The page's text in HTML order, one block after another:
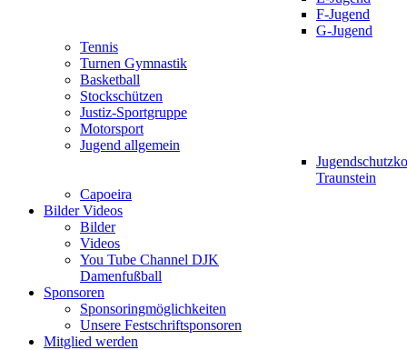
F-Jugend
G-Jugend
Tennis
Turnen Gymnastik
Basketball
Stockschützen
Justiz-Sportgruppe
Motorsport
Jugend allgemein
Traunstein
Capoeira
Bilder Videos
Bilder
Videos
You Tube Channel DJK
Damenfußball
Sponsoren
Sponsoringmöglichkeiten
Unsere Festschriftsponsoren
Mitglied werden